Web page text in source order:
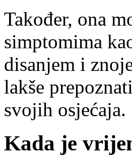
Također, ona
simptomima
disanjem i
lakše
svojih osjećaja.
Kada je